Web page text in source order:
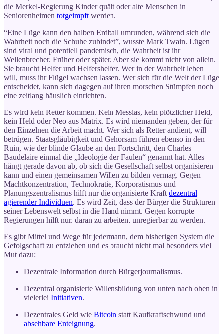
die Merkel-Regierung Kinder quält oder alte Menschen in
Seniorenheimen totgeimpft werden.
“Eine Lüge kann den halben Erdball umrunden, während sich die
Wahrheit noch die Schuhe zubindet”, wusste Mark Twain. Lügen
sind viral und potentiell pandemisch, die Wahrheit ist ihr
Wellenbrecher. Früher oder später. Aber sie kommt nicht von allein.
Sie braucht Helfer und Helfershelfer. Wer in der Wahrheit leben
will, muss ihr Flügel wachsen lassen. Wer sich für die Welt der Lüge
entscheidet, kann sich dagegen auf ihren morschen Stümpfen noch
eine zeitlang häuslich einrichten.
Es wird kein Retter kommen. Kein Messias, kein plötzlicher Held,
kein Held oder Neo aus Matrix. Es wird niemanden geben, der für
den Einzelnen die Arbeit macht. Wer sich als Retter andient, will
betrügen. Staatsgläubigkeit und Gehorsam führen ebenso in den
Ruin, wie der blinde Glaube an den Fortschritt, den Charles
Baudelaire einmal die „Ideologie der Faulen“ genannt hat. Alles
hängt gerade davon ab, ob sich die Gesellschaft selbst organisieren
kann und einen gemeinsamen Willen zu bilden vermag. Gegen
Machtkonzentration, Technokratie, Korporatismus und
Planungszentralismus hilft nur die organisierte Kraft dezentral
agierender Individuen. Es wird Zeit, dass der Bürger die Strukturen
seiner Lebenswelt selbst in die Hand nimmt. Gegen korrupte
Regierungen hilft nur, daran zu arbeiten, unregierbar zu werden.
Es gibt Mittel und Wege für jedermann, dem bisherigen System die
Gefolgschaft zu entziehen und es braucht nicht mal besonders viel
Mut dazu:
Dezentrale Information durch Bürgerjournalismus.
Dezentral organisierte Willensbildung von unten nach oben in
vielerlei Initiativen.
Dezentrales Geld wie Bitcoin statt Kaufkraftschwund und
absehbare Enteignung.